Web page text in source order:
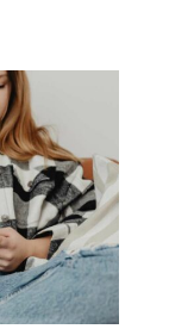
na
tym